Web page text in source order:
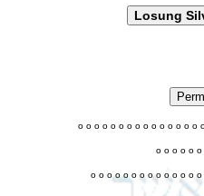
Losung
o o o o o o o o o o o o o o o
o o o o o o
o o o o o o o o o o o o o o